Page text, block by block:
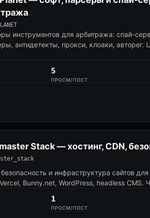
инструментов для арбитража: спай-
антидетекты, прокси, клоаки,
5
ПРОСМ/ПОСТ
Stack — хостинг, CDN,
безопасность и инфраструктура сайтов
Bunny.net, WordPress, headless CMS.
1
ПРОСМ/ПОСТ